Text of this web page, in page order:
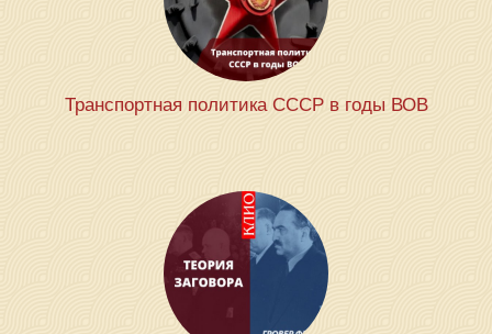
Транспортная политика СССР в годы ВОВ